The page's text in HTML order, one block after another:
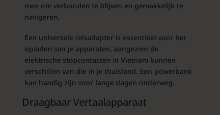
mee om verbonden te blijven en gemakkelijk te
navigeren.
Een universele reisadapter is essentieel voor het
opladen van je apparaten, aangezien de
elektrische stopcontacten in Vietnam kunnen
verschillen van die in je thuisland. Een powerbank
kan handig zijn voor lange dagen onderweg.
DraagbaarVertaalapparaat